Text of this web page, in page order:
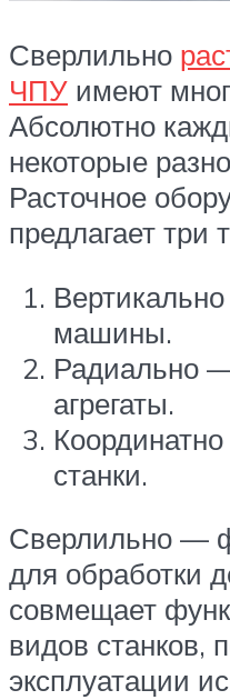
Сверлильно
ЧПУ имеют
Абсолютно
некоторые
Расточное
предлагает три
машины.
Радиально
агрегаты.
станки.
Сверлильно —
для обработки
совмещает
видов станков,
эксплуатации